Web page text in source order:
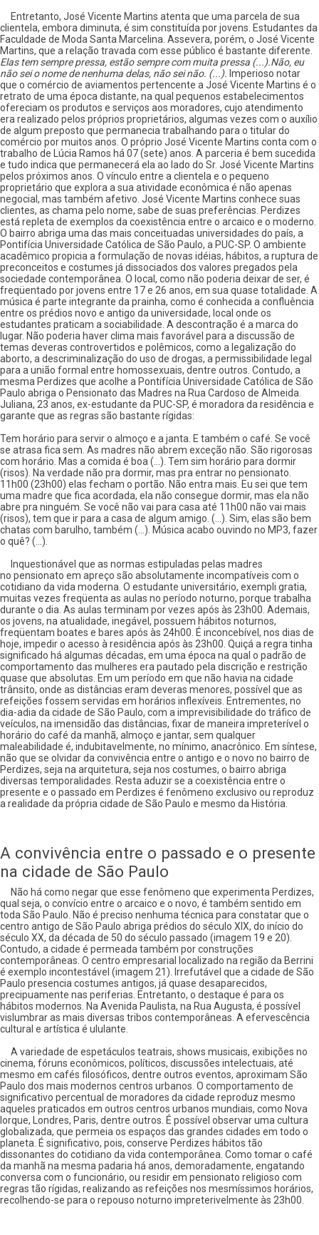
Entretanto, José Vicente Martins atenta que uma parcela de sua
clientela, embora diminuta, é sim constituída por jovens. Estudantes da
Faculdade de Moda Santa Marcelina. Assevera, porém, o José Vicente
Martins, que a relação travada com esse público é bastante diferente.
Elas tem sempre pressa, estão sempre com muita pressa (...).Não, eu
não sei o nome de nenhuma delas, não sei não. (...). Imperioso notar
que o comércio de aviamentos pertencente a José Vicente Martins é o
retrato de uma época distante, na qual pequenos estabelecimentos
ofereciam os produtos e serviços aos moradores, cujo atendimento
era realizado pelos próprios proprietários, algumas vezes com o auxílio
de algum preposto que permanecia trabalhando para o titular do
comércio por muitos anos. O próprio José Vicente Martins conta com o
trabalho de Lúcia Ramos há 07 (sete) anos. A parceria é bem sucedida
e tudo indica que permanecerá ela ao lado do Sr. José Vicente Martins
pelos próximos anos. O vínculo entre a clientela e o pequeno
proprietário que explora a sua atividade econômica é não apenas
negocial, mas também afetivo. José Vicente Martins conhece suas
clientes, as chama pelo nome, sabe de suas preferências. Perdizes
está repleta de exemplos da coexistência entre o arcaico e o moderno.
O bairro abriga uma das mais conceituadas universidades do país, a
Pontifícia Universidade Católica de São Paulo, a PUC-SP. O ambiente
acadêmico propicia a formulação de novas idéias, hábitos, a ruptura de
preconceitos e costumes já dissociados dos valores pregados pela
sociedade contemporânea. O local, como não poderia deixar de ser, é
freqüentado por jovens entre 17 e 26 anos, em sua quase totalidade. A
música é parte integrante da prainha, como é conhecida a confluência
entre os prédios novo e antigo da universidade, local onde os
estudantes praticam a sociabilidade. A descontração é a marca do
lugar. Não poderia haver clima mais favorável para a discussão de
temas deveras controvertidos e polêmicos, como a legalização do
aborto, a descriminalização do uso de drogas, a permissibilidade legal
para a união formal entre homossexuais, dentre outros. Contudo, a
mesma Perdizes que acolhe a Pontifícia Universidade Católica de São
Paulo abriga o Pensionato das Madres na Rua Cardoso de Almeida.
Juliana, 23 anos, ex-estudante da PUC-SP, é moradora da residência e
garante que as regras são bastante rígidas:
Tem horário para servir o almoço e a janta. E também o café. Se você
se atrasa fica sem. As madres não abrem exceção não. São rigorosas
com horário. Mas a comida é boa (...). Tem sim horário para dormir
(risos). Na verdade não pra dormir, mas pra entrar no pensionato.
11h00 (23h00) elas fecham o portão. Não entra mais. Eu sei que tem
uma madre que fica acordada, ela não consegue dormir, mas ela não
abre pra ninguém. Se você não vai para casa até 11h00 não vai mais
(risos), tem que ir para a casa de algum amigo. (...). Sim, elas são bem
chatas com barulho, também (...). Música acabo ouvindo no MP3, fazer
o quê? (...).
Inquestionável que as normas estipuladas pelas madres
no pensionato em apreço são absolutamente incompatíveis com o
cotidiano da vida moderna. O estudante universitário, exempli gratia,
muitas vezes freqüenta as aulas no período noturno, porque trabalha
durante o dia. As aulas terminam por vezes após às 23h00. Ademais,
os jovens, na atualidade, inegável, possuem hábitos noturnos,
freqüentam boates e bares após às 24h00. É inconcebível, nos dias de
hoje, impedir o acesso à residência após às 23h00. Quiçá a regra tinha
significado há algumas décadas, em uma época na qual o padrão de
comportamento das mulheres era pautado pela discrição e restrição
quase que absolutas. Em um período em que não havia na cidade
trânsito, onde as distâncias eram deveras menores, possível que as
refeições fossem servidas em horários inflexíveis. Entrementes, no
dia-adia da cidade de São Paulo, com a imprevisibilidade do tráfico de
veículos, na imensidão das distâncias, fixar de maneira impreterível o
horário do café da manhã, almoço e jantar, sem qualquer
maleabilidade é, indubitavelmente, no mínimo, anacrônico. Em síntese,
não que se olvidar da convivência entre o antigo e o novo no bairro de
Perdizes, seja na arquitetura, seja nos costumes, o bairro abriga
diversas temporalidades. Resta aduzir se a coexistência entre o
presente e o passado em Perdizes é fenômeno exclusivo ou reproduz
a realidade da própria cidade de São Paulo e mesmo da História.
A convivência entre o passado e o presente
na cidade de São Paulo
Não há como negar que esse fenômeno que experimenta Perdizes,
qual seja, o convício entre o arcaico e o novo, é também sentido em
toda São Paulo. Não é preciso nenhuma técnica para constatar que o
centro antigo de São Paulo abriga prédios do século XIX, do início do
século XX, da década de 50 do século passado (imagem 19 e 20).
Contudo, a cidade é permeada também por construções
contemporâneas. O centro empresarial localizado na região da Berrini
é exemplo incontestável (imagem 21). Irrefutável que a cidade de São
Paulo presencia costumes antigos, já quase desaparecidos,
precipuamente nas periferias. Entretanto, o destaque é para os
hábitos modernos. Na Avenida Paulista, na Rua Augusta, é possível
vislumbrar as mais diversas tribos contemporâneas. A efervescência
cultural e artística é ululante.
A variedade de espetáculos teatrais, shows musicais, exibições no
cinema, fóruns econômicos, políticos, discussões intelectuais, até
mesmo em cafés filosóficos, dentre outros eventos, aproximam São
Paulo dos mais modernos centros urbanos. O comportamento de
significativo percentual de moradores da cidade reproduz mesmo
aqueles praticados em outros centros urbanos mundiais, como Nova
Iorque, Londres, Paris, dentre outros. É possível observar uma cultura
globalizada, que permeia os espaços das grandes cidades em todo o
planeta. É significativo, pois, conserve Perdizes hábitos tão
dissonantes do cotidiano da vida contemporânea. Como tomar o café
da manhã na mesma padaria há anos, demoradamente, engatando
conversa com o funcionário, ou residir em pensionato religioso com
regras tão rígidas, realizando as refeições nos mesmíssimos horários,
recolhendo-se para o repouso noturno impreterivelmente às 23h00.